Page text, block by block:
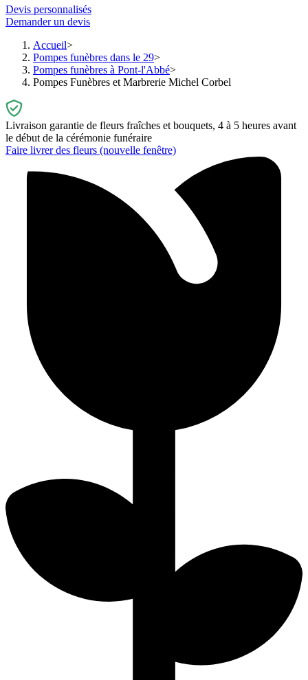
Devis personnalisés
Demander un devis
Accueil
Pompes funèbres dans le 29
Pompes funèbres à Pont-l'Abbé
Pompes Funèbres et Marbrerie Michel Corbel
Livraison garantie de fleurs fraîches et bouquets, 4 à 5 heures avant
le début de la cérémonie funéraire
Faire livrer des fleurs (nouvelle fenêtre)